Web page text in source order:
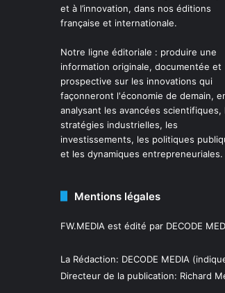
et à l’innovation, dans nos éditions
française et internationale.
Notre ligne éditoriale : produire une
information originale, documentée et
prospective sur les innovations qui
façonneront l'économie de demain,
analysant les avancées scientifiques,
stratégies industrielles, les
investissements, les politiques
et les dynamiques entrepreneuriales.
Mentions légales
FW.MEDIA est édité par DECODE
La Rédaction: DECODE MEDIA
Directeur de la publication: Richard